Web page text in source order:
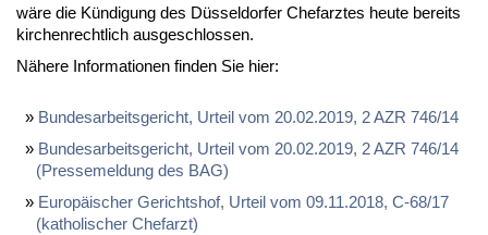
wä­re die Kün­di­gung des Düs­sel­dor­fer Chef­arz­tes heu­te be­reits
kir­chen­recht­lich aus­ge­schlos­sen.
Nä­he­re In­for­ma­tio­nen fin­den Sie hier:
Bun­des­ar­beits­ge­richt, Ur­teil vom 20.02.2019, 2 AZR 746/14
Bun­des­ar­beits­ge­richt, Ur­teil vom 20.02.2019, 2 AZR 746/14
(Pres­se­mel­dung des BAG)
Eu­ro­päi­scher Ge­richts­hof, Ur­teil vom 09.11.2018, C-68/17
(ka­tho­li­scher Chef­arzt)